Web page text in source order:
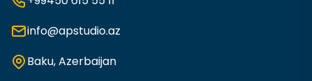
info@apstudio.az
Baku, Azerbaijan